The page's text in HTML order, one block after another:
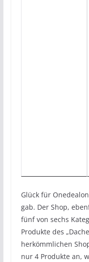
Glück für
gab. Der Shop,
fünf von sechs
Produkte des
herkömmlichen
nur 4 Produkte an,